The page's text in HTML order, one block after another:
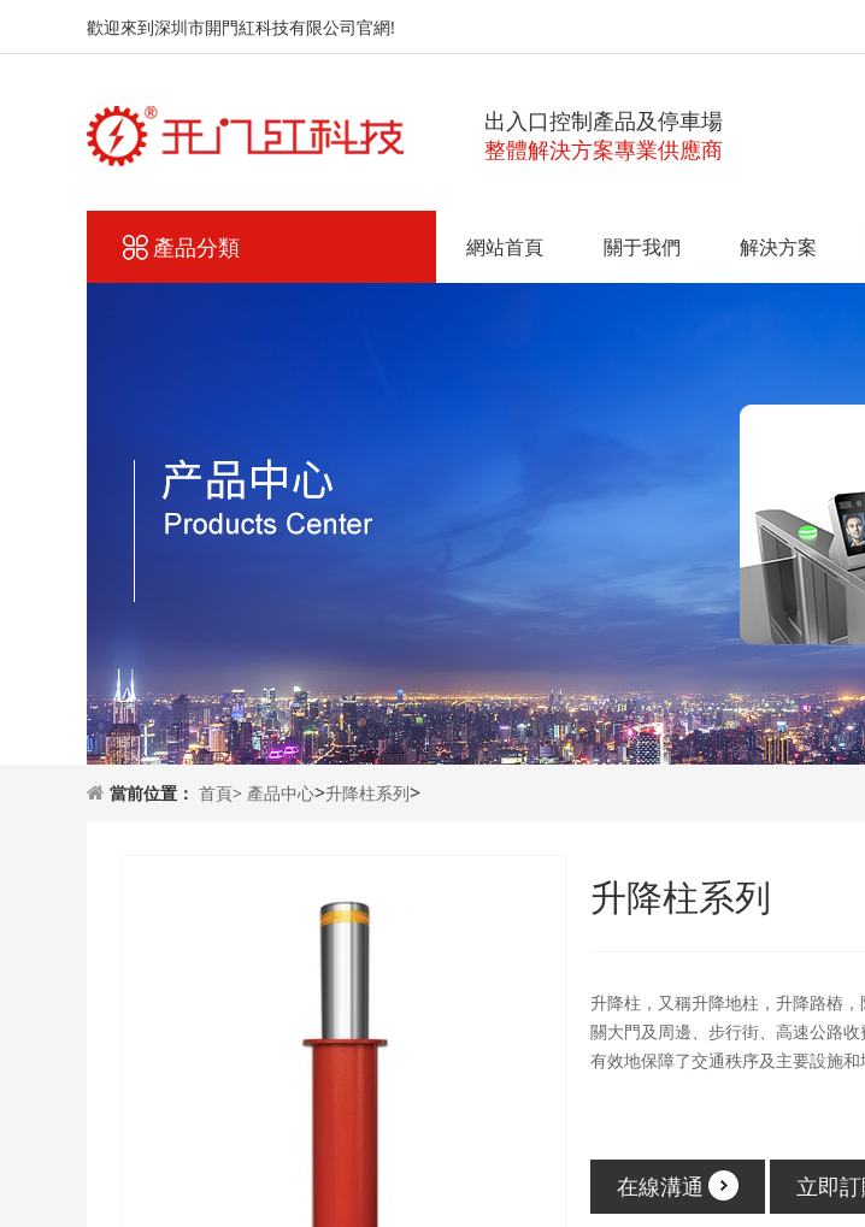
歡迎來到深圳市開門紅科技有限公司官網!
出入口控制產品及停車場
整體解決方案專業供應商
產品分類 網站首頁 關于我們 解決方案
當前位置： 首頁> 產品中心>升降柱系列>
升降柱系列
升降柱，又稱升降地柱，升降路樁
關大門及周邊、步行街、高速公路
有效地保障了交通秩序及主要設施和
在線溝通 立即